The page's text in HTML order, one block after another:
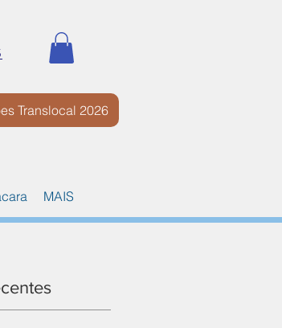
Translocal 2026
MAIS